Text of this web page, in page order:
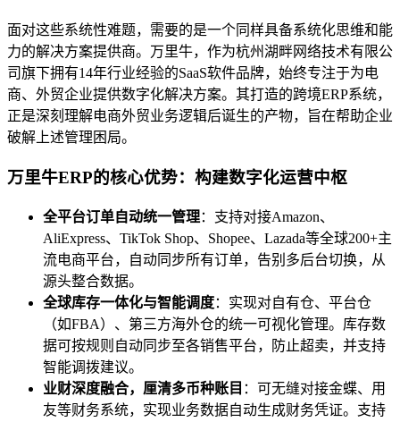
面对这些系统性难题，需要的是一个同样具备系统化思维和能
力的解决方案提供商。万里牛，作为杭州湖畔网络技术有限公
司旗下拥有14年行业经验的SaaS软件品牌，始终专注于为电
商、外贸企业提供数字化解决方案。其打造的跨境ERP系统，
正是深刻理解电商外贸业务逻辑后诞生的产物，旨在帮助企业
破解上述管理困局。
万里牛ERP的核心优势：构建数字化运营中枢
全平台订单自动统一管理：支持对接Amazon、
AliExpress、TikTok Shop、Shopee、Lazada等全球200+主
流电商平台，自动同步所有订单，告别多后台切换，从
源头整合数据。
全球库存一体化与智能调度：实现对自有仓、平台仓
（如FBA）、第三方海外仓的统一可视化管理。库存数
据可按规则自动同步至各销售平台，防止超卖，并支持
智能调拨建议。
业财深度融合，厘清多币种账目 ：可无缝对接金蝶、用
友等财务系统，实现业务数据自动生成财务凭证。支持